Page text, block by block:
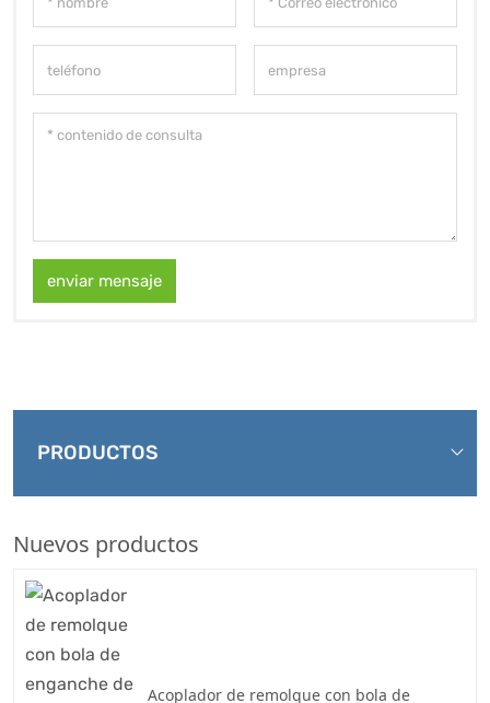
enviar mensaje
PRODUCTOS
Nuevos productos
Acoplador de remolque con bola de